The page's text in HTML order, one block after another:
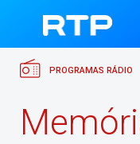
PROGRAMAS RÁDIO